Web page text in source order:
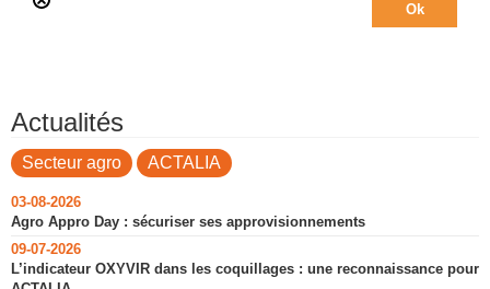
Actualités
Secteur agro ACTALIA
03-08-2026
Agro Appro Day : sécuriser ses approvisionnements
09-07-2026
L’indicateur OXYVIR dans les coquillages : une reconnaissance pour